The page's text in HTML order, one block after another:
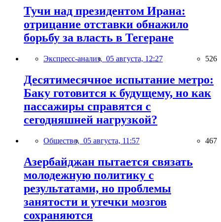
Тучи над президентом Ирана:
отрицание отставки обнажило
борьбу за власть в Тегеране
Экспресс-анализ, 05 августа, 12:27 526
Десятимесячное испытание метро:
Баку готовится к будущему, но как
пассажиры справятся с
сегодняшней нагрузкой?
Общество, 05 августа, 11:57 467
Азербайджан пытается связать
молодежную политику с
результатами, но проблемы
занятости и утечки мозгов
сохраняются